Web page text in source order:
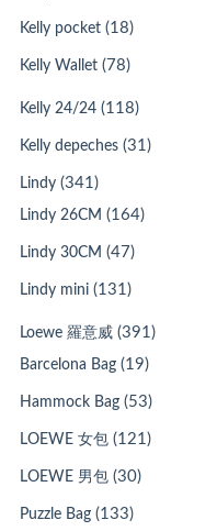
Kelly pocket (18)
Kelly Wallet (78)
Kelly 24/24 (118)
Kelly depeches (31)
Lindy (341)
Lindy 26CM (164)
Lindy 30CM (47)
Lindy mini (131)
Loewe 羅意威 (391)
Barcelona Bag (19)
Hammock Bag (53)
LOEWE 女包 (121)
LOEWE 男包 (30)
Puzzle Bag (133)